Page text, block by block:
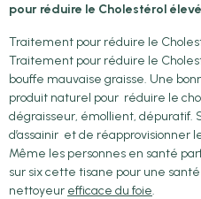
pour réduire le Cholestérol élevé
Traitement pour réduire le
Traitement pour réduire le
bouffe mauvaise graisse. Une
produit naturel pour réduire le
dégraisseur, émollient, dépuratif.
d’assainir et de réapprovisionner
Même les personnes en santé
sur six cette tisane pour une
nettoyeur efficace du foie.